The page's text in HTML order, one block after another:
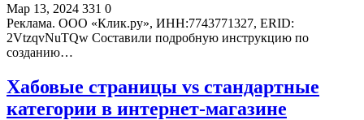
Мар 13, 2024 331 0
Реклама. ООО «Клик.ру», ИНН:7743771327, ERID:
2VtzqvNuTQw Составили подробную инструкцию по
созданию…
Хабовые страницы vs стандартные
категории в интернет-магазине